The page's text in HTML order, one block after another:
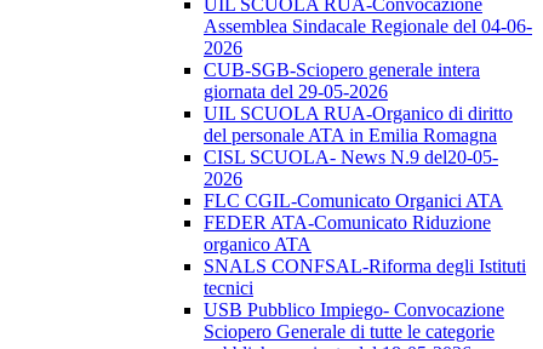
UIL SCUOLA RUA-Convocazione
Assemblea Sindacale Regionale del 04-06-
2026
CUB-SGB-Sciopero generale intera
giornata del 29-05-2026
UIL SCUOLA RUA-Organico di diritto
del personale ATA in Emilia Romagna
CISL SCUOLA- News N.9 del20-05-
2026
FLC CGIL-Comunicato Organici ATA
FEDER ATA-Comunicato Riduzione
organico ATA
SNALS CONFSAL-Riforma degli Istituti
tecnici
USB Pubblico Impiego- Convocazione
Sciopero Generale di tutte le categorie